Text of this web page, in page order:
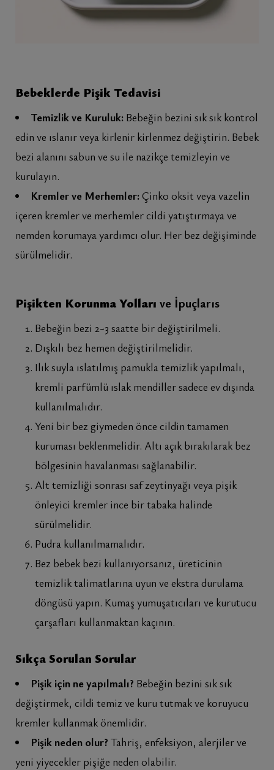
Bebeklerde Pişik Tedavisi
Temizlik ve Kuruluk: Bebeğin bezini sık sık kontrol
edin ve ıslanır veya kirlenir kirlenmez değiştirin. Bebek
bezi alanını sabun ve su ile nazikçe temizleyin ve
kurulayın.
Kremler ve Merhemler:Çinko oksit veya vazelin
içeren kremler ve merhemler cildi yatıştırmaya ve
nemden korumaya yardımcı olur. Her bez değişiminde
sürülmelidir.
Pişikten Korunma Yolları ve İpuçlarıs
Bebeğin bezi 2-3 saatte bir değiştirilmeli.
Dışkılı bez hemen değiştirilmelidir.
Ilık suyla ıslatılmış pamukla temizlik yapılmalı,
kremli parfümlü ıslak mendiller sadece ev dışında
kullanılmalıdır.
Yeni bir bez giymeden önce cildin tamamen
kuruması beklenmelidir. Altı açık bırakılarak bez
bölgesinin havalanması sağlanabilir.
Alt temizliği sonrası saf zeytinyağı veya pişik
önleyici kremler ince bir tabaka halinde
sürülmelidir.
Pudra kullanılmamalıdır.
Bez bebek bezi kullanıyorsanız, üreticinin
temizlik talimatlarına uyun ve ekstra durulama
döngüsü yapın. Kumaş yumuşatıcıları ve kurutucu
çarşafları kullanmaktan kaçının.
Sıkça Sorulan Sorular
Pişik için ne yapılmalı? Bebeğin bezini sık sık
değiştirmek, cildi temiz ve kuru tutmak ve koruyucu
kremler kullanmak önemlidir.
Pişik neden olur? Tahriş, enfeksiyon, alerjiler ve
yeni yiyecekler pişiğe neden olabilir.